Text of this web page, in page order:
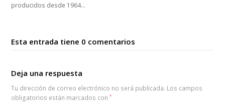
producidos desde 1964…
Esta entrada tiene 0 comentarios
Deja una respuesta
Tu dirección de correo electrónico no será publicada. Los campos
obligatorios están marcados con*